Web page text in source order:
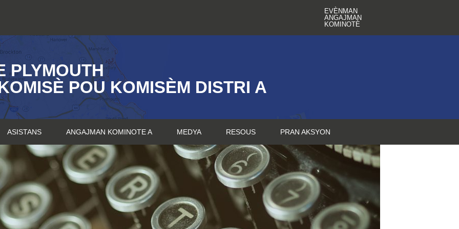
EVÈNMAN
ANGAJMAN
KOMINOTÈ
PLYMOUTH
POU KOMISÈM DISTRI A
ASISTANS ANGAJMAN KOMINOTE A MEDYA RESOUS PRAN AKSYON